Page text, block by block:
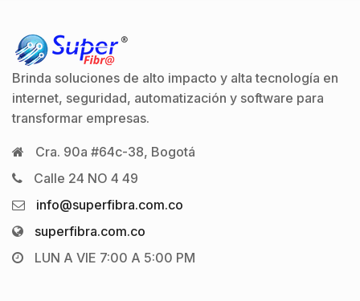
Brinda soluciones de alto impacto y alta tecnología en
internet, seguridad, automatización y software para
transformar empresas.
Cra. 90a #64c-38, Bogotá
Calle 24 NO 4 49
info@superfibra.com.co
superfibra.com.co
LUN A VIE 7:00 A 5:00 PM